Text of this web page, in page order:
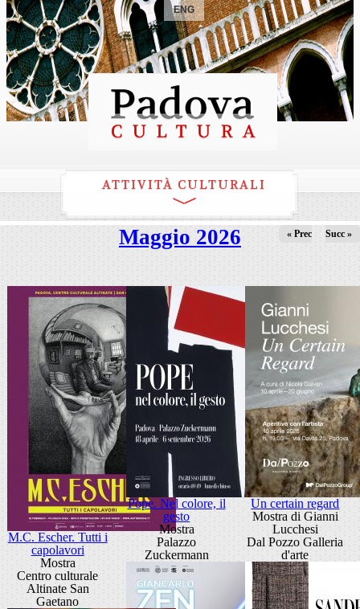
ENG
ATTIVITÀ CULTURALI
Maggio 2026 « Prec Succ »
M.C. Escher. Tutti i
capolavori
Mostra
Centro culturale
Altinate San
Gaetano
Pope. Nel colore, il
gesto
Mostra
Palazzo
Zuckermann
Un certain regard
Mostra di Gianni
Lucchesi
Dal Pozzo Galleria
d'arte